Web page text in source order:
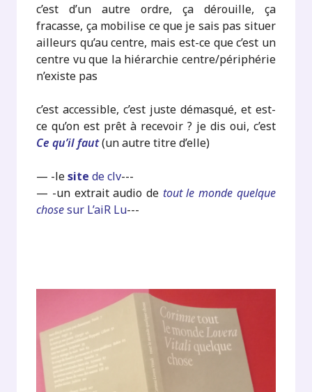
c’est d’un autre ordre, ça dérouille, ça
fracasse, ça mobilise ce que je sais pas situer
ailleurs qu’au centre, mais est-ce que c’est un
centre vu que la hiérarchie centre/périphérie
n’existe pas
c’est accessible, c’est juste démasqué, et est-
ce qu’on est prêt à recevoir ? je dis oui, c’est
Ce qu’il faut(un autre titre d’elle)
— -lesitede clv---
— -un extrait audio de tout le monde quelque
chosesur L’aiR Lu---